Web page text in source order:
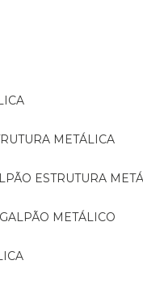
METÁLICA
ESTRUTURA
METÁLICO